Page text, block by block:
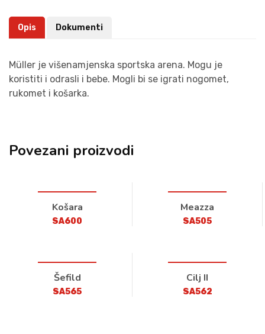
Opis Dokumenti
Müller je višenamjenska sportska arena. Mogu je
koristiti i odrasli i bebe. Mogli bi se igrati nogomet,
rukomet i košarka.
Povezani proizvodi
Košara
SA600
Meazza
SA505
Šefild
SA565
Cilj II
SA562